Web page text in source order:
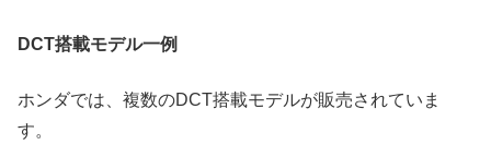
DCT搭載モデル一例
ホンダでは、複数のDCT搭載モデルが販売されていま
す。